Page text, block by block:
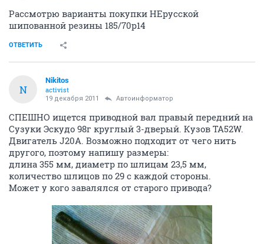
Рассмотрю варианты покупки НЕрусской
шипованной резины 185/70р14
ОТВЕТИТЬ
N
Nikitos
activist
19 декабря 2011 Автоинформатор
СПЕШНО ищется приводной вал правый передний на
Сузуки Эскудо 98г круглый 3-дверый. Кузов TA52W.
Двигатель J20A. Возможно подходит от чего нить
другого, поэтому напишу размеры:
длина 355 мм, диаметр по шлицам 23,5 мм,
количество шлицов по 29 с каждой стороны.
Может у кого завалялся от старого привода?